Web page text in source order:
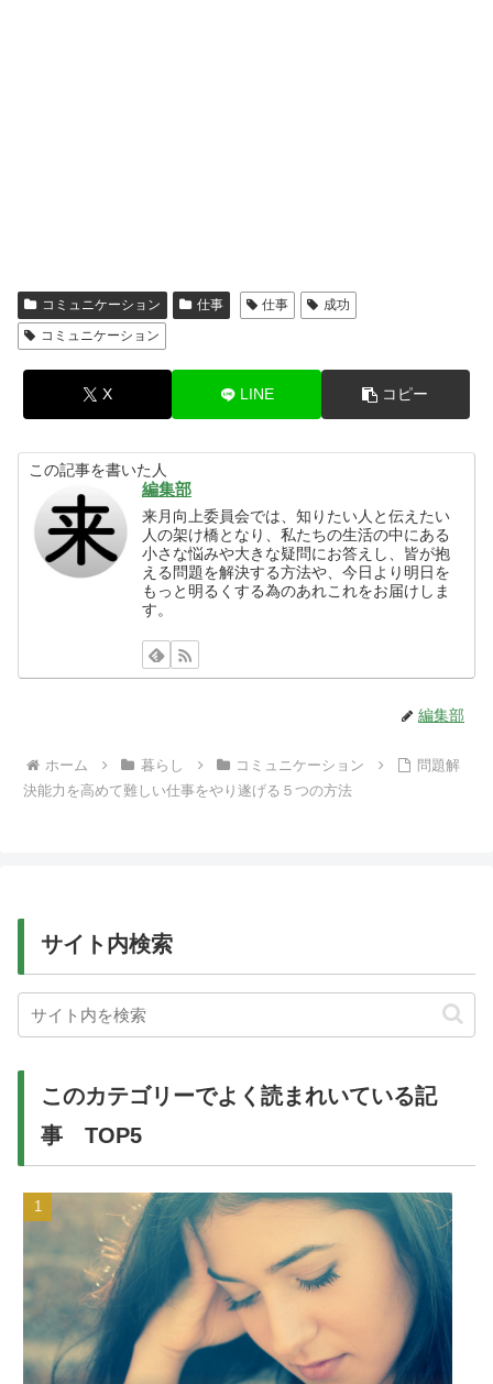
コミュニケーション 仕事 仕事
成功
コミュニケーション
X LINE コピー
この記事を書いた人
編集部
来月向上委員会では、知りたい人と伝えたい
人の架け橋となり、私たちの生活の中にある
小さな悩みや大きな疑問にお答えし、皆が抱
える問題を解決する方法や、今日より明日を
もっと明るくする為のあれこれをお届けしま
す。
編集部
ホーム 暮らし コミュニケーション
問題解
決能力を高めて難しい仕事をやり遂げる５つの方法
サイト内検索
このカテゴリーでよく読まれいている記
事 TOP5